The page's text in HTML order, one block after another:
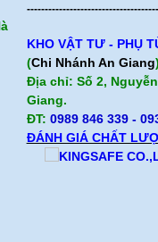
KHO VẬT TƯ - PHỤ
(Chi Nhánh An Giang)
Địa chỉ: Số 2,
Giang.
ĐT: 0989 846 339 -
ĐÁNH GIÁ CHẤT